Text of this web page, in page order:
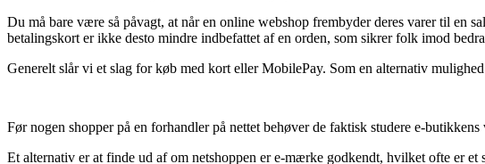
Du må bare være så påvagt, at når en online webshop frembyder deres varer til en
betalingskort er ikke desto mindre indbefattet af en orden, som sikrer folk imod
Generelt slår vi et slag for køb med kort eller MobilePay. Som en alternativ
Før nogen shopper på en forhandler på nettet behøver de faktisk studere e-
Et alternativ er at finde ud af om netshoppen er e-mærke godkendt, hvilket ofte er